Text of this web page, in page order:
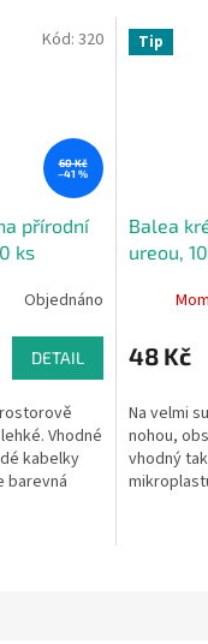
60 Kč
–41 %
přírodní
ks
Objednáno
DETAIL
Vhodné
kabelky
barevná
Kód: 320 Tip
Balea
ureou,
48 Kč
Na velmi
nohou,
vhodný